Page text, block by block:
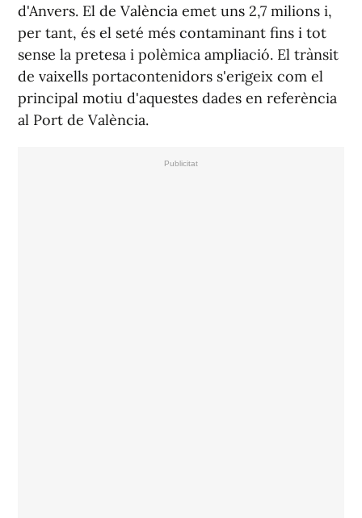
d'Anvers. El de València emet uns 2,7 milions i,
per tant, és el seté més contaminant fins i tot
sense la pretesa i polèmica ampliació. El trànsit
de vaixells portacontenidors s'erigeix com el
principal motiu d'aquestes dades en referència
al Port de València.